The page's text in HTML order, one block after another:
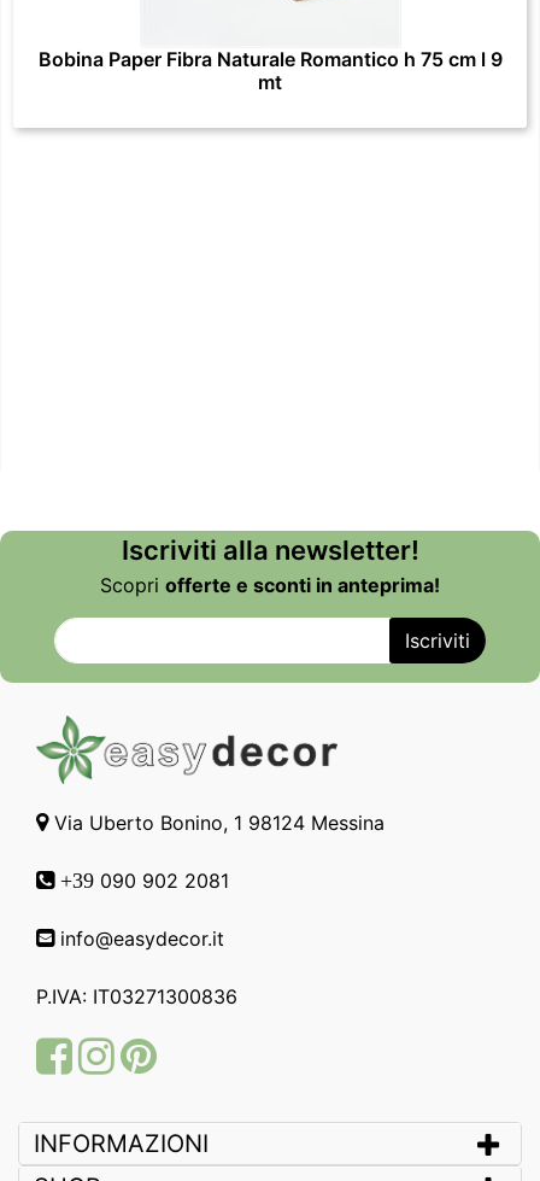
Bobina Paper Fibra Naturale Romantico h 75 cm l 9
mt
Iscriviti alla newsletter!
Scopri offerte e sconti in anteprima!
Via Uberto Bonino, 1 98124 Messina
+39 090 902 2081
info@easydecor.it
P.IVA: IT03271300836
FacebookInstagram
Pinterest
INFORMAZIONI